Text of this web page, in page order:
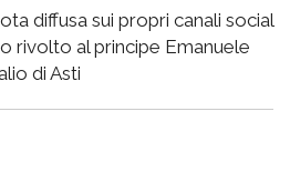
diffusa sui propri canali social
rivolto al principe Emanuele
di Asti